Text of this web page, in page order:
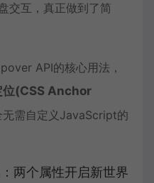
交互，真正做到了简
API的核心用法，
位(CSS Anchor
无需自定义JavaScript的
两个属性开启新世界